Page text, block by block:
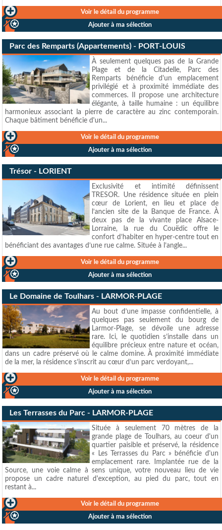
Voir le détail du programme
Ajouter à ma sélection
Parc des Remparts (Appartements) - PORT-LOUIS
À seulement quelques pas de la Grande
Plage et de la Citadelle, Parc des
Remparts bénéficie d'un emplacement
privilégié et à proximité immédiate des
commerces. Il propose une architecture
élégante, à taille humaine : un équilibre
harmonieux associant la pierre de caractère au zinc contemporain.
Chaque bâtiment bénéficie d'un...
Voir le détail du programme
Ajouter à ma sélection
Trésor - LORIENT
Exclusivité et intimité définissent
TRESOR. Une résidence située en plein
cœur de Lorient, en lieu et place de
l’ancien site de la Banque de France. À
deux pas de la vivante place Alsace-
Lorraine, la rue du Couëdic offre le
confort d’habiter en hyper-centre tout en
bénéficiant des avantages d’une rue calme. Située à l’angle...
Voir le détail du programme
Ajouter à ma sélection
Le Domaine de Toulhars - LARMOR-PLAGE
Au bout d’une impasse confidentielle, à
quelques pas seulement du bourg de
Larmor-Plage, se dévoile une adresse
rare. Ici, le quotidien s’installe dans un
équilibre précieux entre nature et océan,
dans un cadre préservé où le calme domine. À proximité immédiate
de la mer, la résidence s’inscrit au cœur d’un parc verdoyant,...
Voir le détail du programme
Ajouter à ma sélection
Les Terrasses du Parc - LARMOR-PLAGE
Située à seulement 70 mètres de la
grande plage de Toulhars, au coeur d'un
quartier paisible et préservé, la résidence
« Les Terrasses du Parc » bénéficie d'un
emplacement rare. Implantée rue de la
Source, une voie calme à sens unique, votre nouveau lieu de vie
propose un cadre naturel d'exception, au pied du parc, tout en
restant à...
Voir le détail du programme
Ajouter à ma sélection